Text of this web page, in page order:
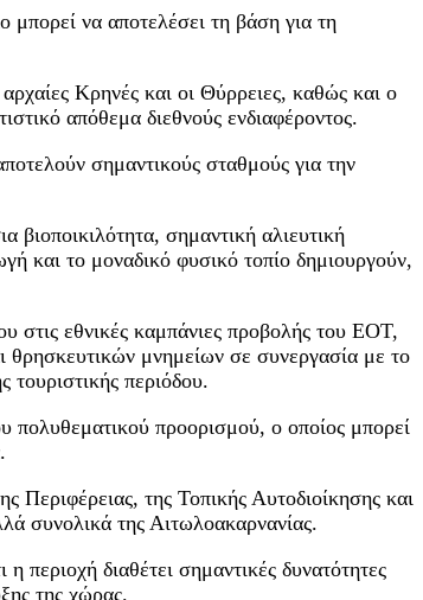
μπορεί να αποτελέσει τη βάση για τη
Κρηνές και οι Θύρρειες, καθώς και ο
απόθεμα διεθνούς ενδιαφέροντος.
σημαντικούς σταθμούς για την
σημαντική αλιευτική
και το μοναδικό φυσικό τοπίο δημιουργούν,
στις εθνικές καμπάνιες προβολής του ΕΟΤ,
θρησκευτικών μνημείων σε συνεργασία με το
περιόδου.
πολυθεματικού προορισμού, ο οποίος μπορεί
της Τοπικής Αυτοδιοίκησης και
συνολικά της Αιτωλοακαρνανίας.
διαθέτει σημαντικές δυνατότητες
της χώρας.